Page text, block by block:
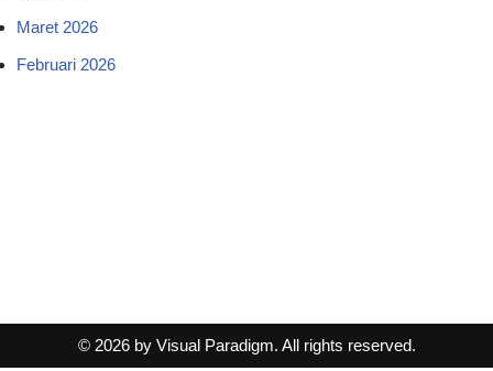
Maret 2026
Februari 2026
© 2026 by Visual Paradigm. All rights reserved.